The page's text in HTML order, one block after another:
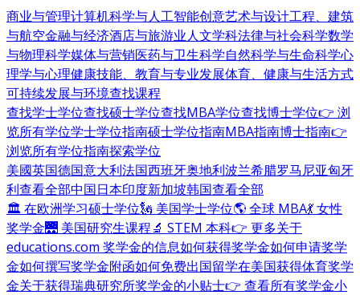
商业与管理计算机科学与人工智能创意艺术与设计工程、建筑
与航空金融与经济酒店与旅游业人文学科法律与社会科学数学
与物理科学媒体与营销医药与卫生科学自然科学与生命科学心
理学与心理健康技能、教育与专业发展体育、健康与生活方式
可持续发展与环境查找课程
查找学士学位查找硕士学位查找MBA学位查找博士学位👉 浏
览所有学位学士学位指南硕士学位指南MBA指南博士指南👉
浏览所有学位指南探索学位
美國英国德国意大利法国西班牙奥地利波兰希腊罗马尼亚匈牙
利查看全部中国日本印度新加坡韩国查看全部
🏛 在欧洲学习硕士学位🗽 美国学士学位🌎 全球 MBA💃 女性
奖学金🌉 美国研究生课程🔬 STEM 本科👉 更多关于
educations.com 奖学金的信息如何获得奖学金如何申请奖学
金如何撰写奖学金附函如何免费出国留学在美国获得体育奖学
金关于获得瑞典研究所奖学金的小贴士👉 查看所有奖学金小